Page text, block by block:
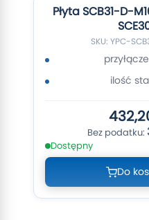
Płyta SCB31-D-
SKU: YPC-
ilość
Dostępny
Do